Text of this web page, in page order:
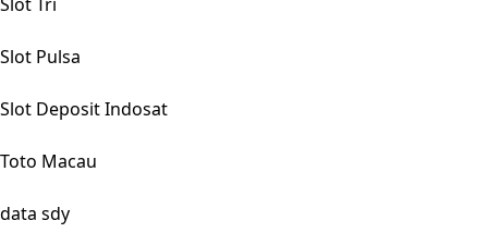
Slot Pulsa
Slot Deposit Indosat
Toto Macau
data sdy